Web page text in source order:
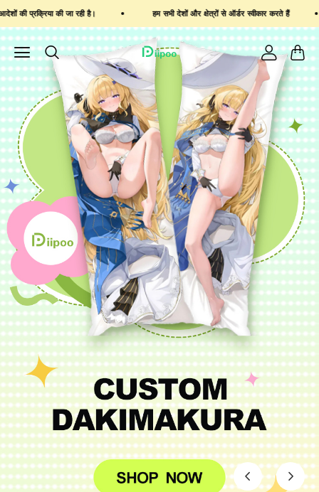
और क्षेत्रों से ऑर्डर स्वीकार करते हैं ईमेल: ihaveadreamlimited@gmail.com